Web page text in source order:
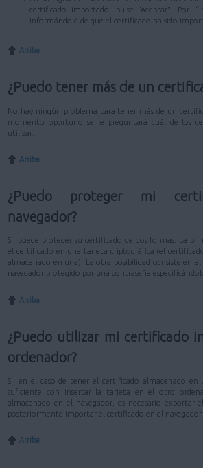
certificado importado, pulse "Aceptar". Por
informándole de que el certificado ha sido
Arriba
¿Puedo tener más de un
No hay ningún problema para tener más de un
momento oportuno se le preguntará cuál de los
utilizar.
Arriba
¿Puedo proteger mi
navegador?
Si, puede proteger su certificado de dos formas. La
el certificado en una tarjeta criptográfica (el
almacenado en una). La otra posibilidad consiste en
navegador protegido por una contraseña
Arriba
¿Puedo utilizar mi certificado
ordenador?
Si, en el caso de tener el certificado almacenado en
suficiente con insertar la tarjeta en el otro
almacenado en el navegador, es necesario exportar
posteriormente importar el certificado en el navegador
Arriba